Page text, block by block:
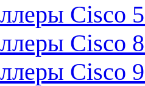
Cisco
Cisco
Cisco